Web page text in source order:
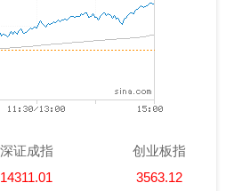
深证成指
14311.01
创业板指
3563.12